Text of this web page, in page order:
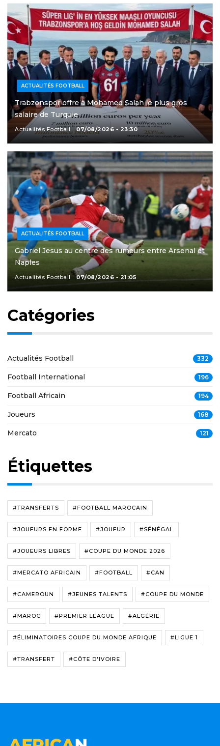
ACTUALITÉS FOOTBALL
Trabzonspor offre à Mohamed Salah le plus gros
salaire de Turquie
Actualités Football 07/08/2026 - 23:30
ACTUALITÉS FOOTBALL
Gabriel Jesus au centre des rumeurs entre Arsenal et
Naples
Actualités Football 07/08/2026 - 21:05
Catégories
Actualités Football 332
Football International 196
Football Africain 194
Joueurs 168
Mercato 121
Étiquettes
#TRANSFERTS #FOOTBALL MAROCAIN
#JOUEURS EN FORME #JOUEUR #SÉNÉGAL
#JOUEURS LIBRES #COUPE DU MONDE 2026
#MERCATO AFRICAIN #FOOTBALL #CAN
#CAMEROUN #JEUNES TALENTS #COUPE DU MONDE
#MAROC #PREMIER LEAGUE #ALGÉRIE
#ÉLIMINATOIRES COUPE DU MONDE AFRIQUE #LIGUE 1
#TRANSFERT #CÔTE D'IVOIRE